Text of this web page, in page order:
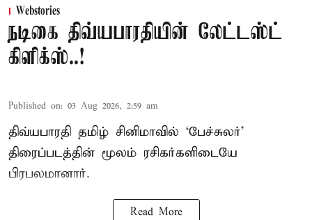
Webstories
நடிகை திவ்யபாரதியின் லேட்டஸ்ட்
கிளிக்ஸ்..!
Published on: 03 Aug 2026, 2:59 am
திவ்யபாரதி தமிழ் சினிமாவில் ‘பேச்சுலர்’
திரைப்படத்தின் மூலம் ரசிகர்களிடையே
பிரபலமானார்.
Read More